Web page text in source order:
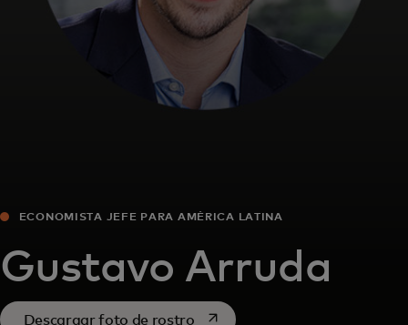
ECONOMISTA JEFE PARA AMÉRICA LATINA
Gustavo Arruda
Descargar foto de rostrose abre en una pestaña nueva